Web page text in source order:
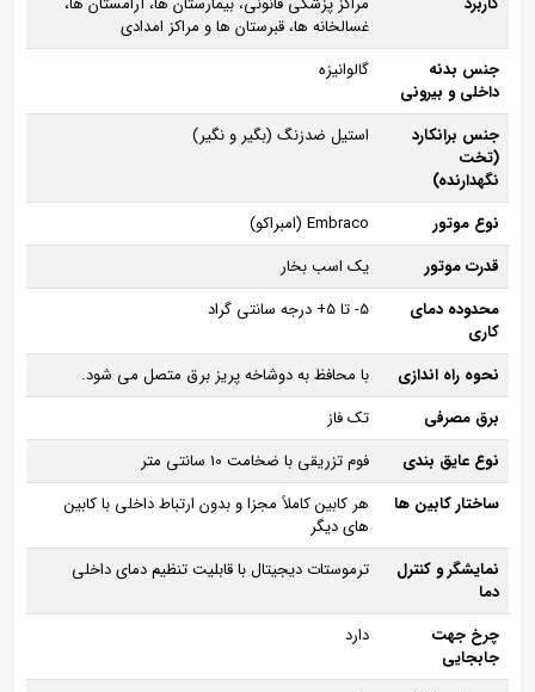
غسالخانه‌ ها، قبرستان‌ ها و مراکز امدادی
جنس بدنه
داخلی و بیرونی
گالوانیزه
جنس برانکارد
(تخت
نگهدارنده)
استیل ضدزنگ (بگیر و نگیر)
نوع موتور
Embraco (امبراکو)
قدرت موتور
یک اسب بخار
محدوده دمای
کاری
5- تا 5+ درجه سانتی‌ گراد
نحوه راه‌ اندازی
با محافظ به دوشاخه پریز برق متصل می‌ شود.
برق مصرفی
تک‌ فاز
نوع عایق‌ بندی
فوم تزریقی با ضخامت 10 سانتی‌ متر
ساختار کابین‌ ها
هر کابین کاملاً مجزا و بدون ارتباط داخلی با کابین‌
های دیگر
نمایشگر و کنترل
دما
ترموستات دیجیتال با قابلیت تنظیم دمای داخلی
چرخ جهت
جابجایی
دارد